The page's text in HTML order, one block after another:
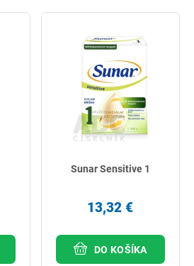
Sunar Sensitive 1
13,32 €
DO KOŠÍKA